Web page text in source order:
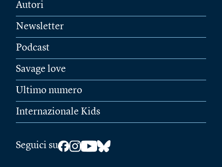
Autori
Newsletter
Podcast
Savage love
Ultimo numero
Internazionale Kids
Seguici su